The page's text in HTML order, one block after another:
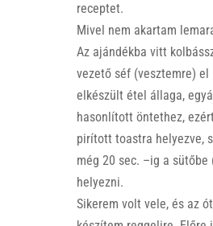
receptet.
Mivel nem akartam
Az ajándékba vitt
vezető séf (vesztemre)
elkészült étel állaga,
hasonlított öntethez,
pirított toastra helyezve,
még 20 sec. –ig a
helyezni.
Sikerem volt vele, és az